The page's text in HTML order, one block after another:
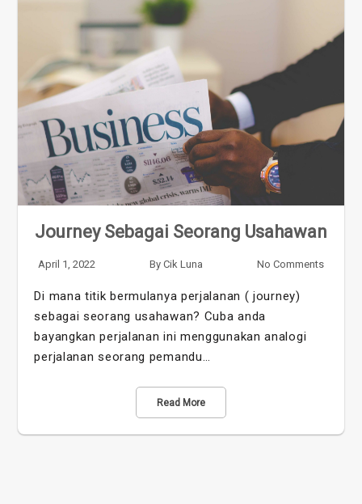
Journey Sebagai Seorang Usahawan
April 1, 2022 By Cik Luna No Comments
Di mana titik bermulanya perjalanan ( journey)
sebagai seorang usahawan? Cuba anda
bayangkan perjalanan ini menggunakan analogi
perjalanan seorang pemandu…
Read More